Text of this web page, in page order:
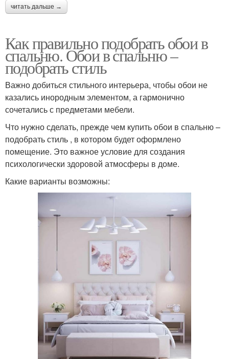
читать дальше →
Как правильно подобрать обои в
спальню. Обои в спальню –
подобрать стиль
Важно добиться стильного интерьера, чтобы обои не
казались инородным элементом, а гармонично
сочетались с предметами мебели.
Что нужно сделать, прежде чем купить обои в спальню –
подобрать стиль , в котором будет оформлено
помещение. Это важное условие для создания
психологически здоровой атмосферы в доме.
Какие варианты возможны: